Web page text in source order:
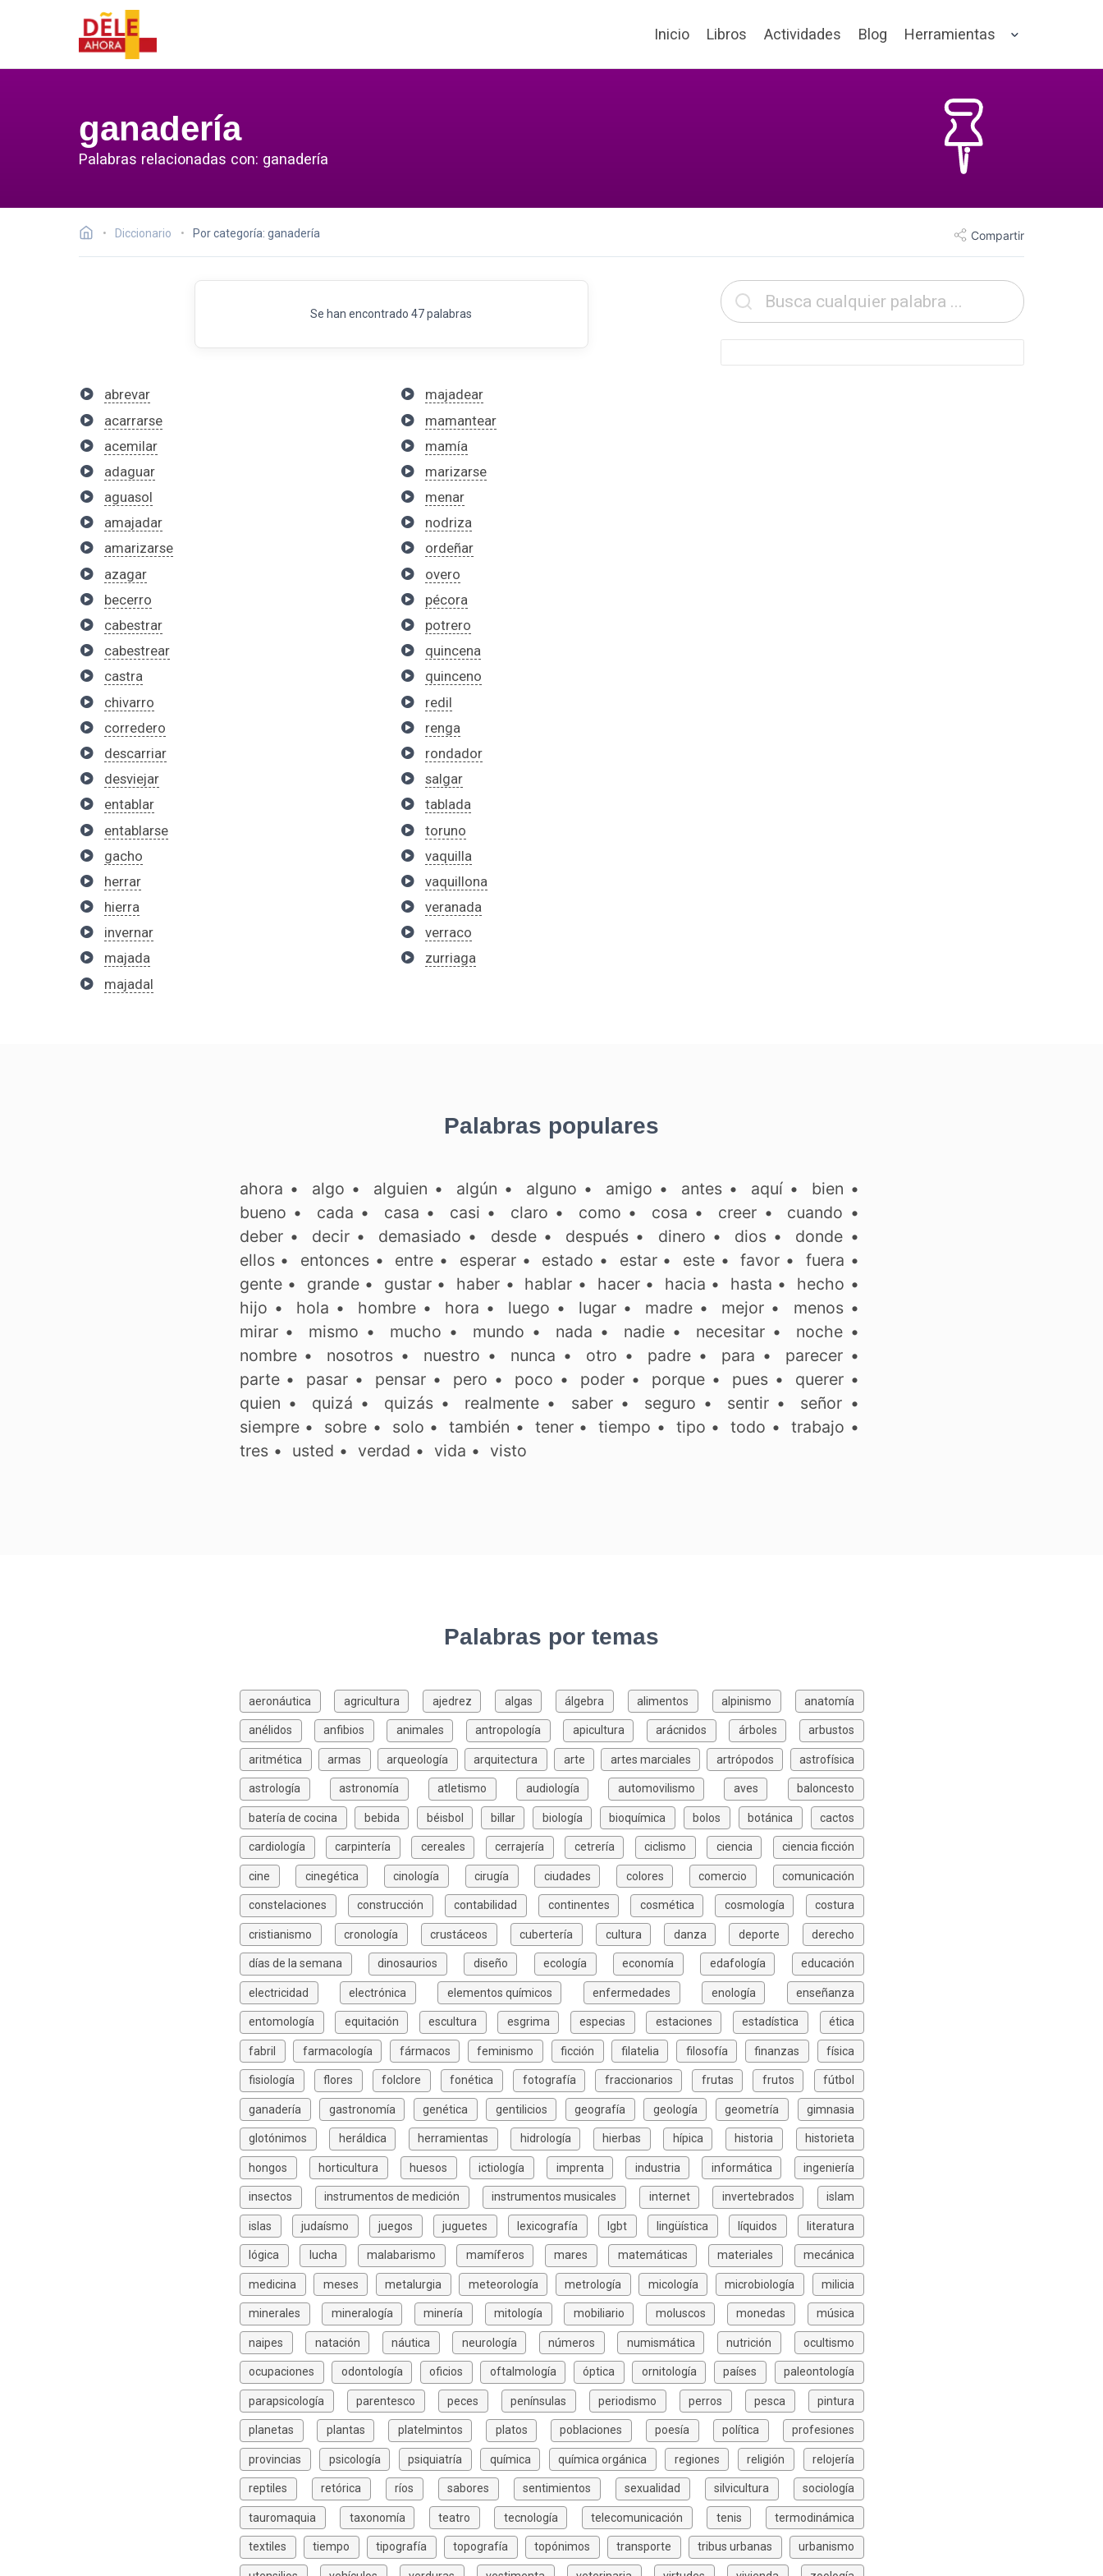
Inicio Libros Actividades Blog Herramientas
ganadería
Palabras relacionadas con: ganadería
Diccionario Por categoría: ganadería Compartir
Se han encontrado 47 palabras
abrevar
acarrarse
acemilar
adaguar
aguasol
amajadar
amarizarse
azagar
becerro
cabestrar
cabestrear
castra
chivarro
corredero
descarriar
desviejar
entablar
entablarse
gacho
herrar
hierra
invernar
majada
majadal
majadear
mamantear
mamía
marizarse
menar
nodriza
ordeñar
overo
pécora
potrero
quincena
quinceno
redil
renga
rondador
salgar
tablada
toruno
vaquilla
vaquillona
veranada
verraco
zurriaga
Palabras populares
ahora • algo • alguien • algún • alguno • amigo • antes• aquí• bien •
bueno • cada • casa • casi • claro • como • cosa • creer• cuando •
deber• decir• demasiado • desde• después • dinero • dios • donde •
ellos• entonces• entre • esperar• estado • estar• este•favor • fuera •
gente• grande• gustar• haber • hablar • hacer• hacia • hasta • hecho •
hijo • hola • hombre• hora • luego • lugar • madre • mejor • menos•
mirar• mismo • mucho • mundo • nada • nadie• necesitar• noche•
nombre• nosotros • nuestro • nunca • otro • padre • para • parecer•
parte• pasar • pensar • pero • poco • poder • porque • pues • querer •
quien • quizá • quizás • realmente • saber• seguro • sentir • señor •
siempre• sobre • solo •también • tener•tiempo • tipo •todo • trabajo •
tres• usted • verdad • vida • visto
Palabras por temas
aeronáutica agricultura ajedrez algas álgebra alimentos alpinismo anatomía
anélidos anfibios animales antropología apicultura arácnidos árboles arbustos
aritmética armas arqueología arquitectura arte artes marciales artrópodos astrofísica
astrología astronomía atletismo audiología automovilismo aves baloncesto
batería de cocina bebida béisbol billar biología bioquímica bolos botánica cactos
cardiología carpintería cereales cerrajería cetrería ciclismo ciencia ciencia ficción
cine cinegética cinología cirugía ciudades colores comercio comunicación
constelaciones construcción contabilidad continentes cosmética cosmología costura
cristianismo cronología crustáceos cubertería cultura danza deporte derecho
días de la semana dinosaurios diseño ecología economía edafología educación
electricidad electrónica elementos químicos enfermedades enología enseñanza
entomología equitación escultura esgrima especias estaciones estadística ética
fabril farmacología fármacos feminismo ficción filatelia filosofía finanzas física
fisiología flores folclore fonética fotografía fraccionarios frutas frutos fútbol
ganadería gastronomía genética gentilicios geografía geología geometría gimnasia
glotónimos heráldica herramientas hidrología hierbas hípica historia historieta
hongos horticultura huesos ictiología imprenta industria informática ingeniería
insectos instrumentos de medición instrumentos musicales internet invertebrados islam
islas judaísmo juegos juguetes lexicografía lgbt lingüística líquidos literatura
lógica lucha malabarismo mamíferos mares matemáticas materiales mecánica
medicina meses metalurgia meteorología metrología micología microbiología milicia
minerales mineralogía minería mitología mobiliario moluscos monedas música
naipes natación náutica neurología números numismática nutrición ocultismo
ocupaciones odontología oficios oftalmología óptica ornitología países paleontología
parapsicología parentesco peces penínsulas periodismo perros pesca pintura
planetas plantas platelmintos platos poblaciones poesía política profesiones
provincias psicología psiquiatría química química orgánica regiones religión relojería
reptiles retórica ríos sabores sentimientos sexualidad silvicultura sociología
tauromaquia taxonomía teatro tecnología telecomunicación tenis termodinámica
textiles tiempo tipografía topografía topónimos transporte tribus urbanas urbanismo